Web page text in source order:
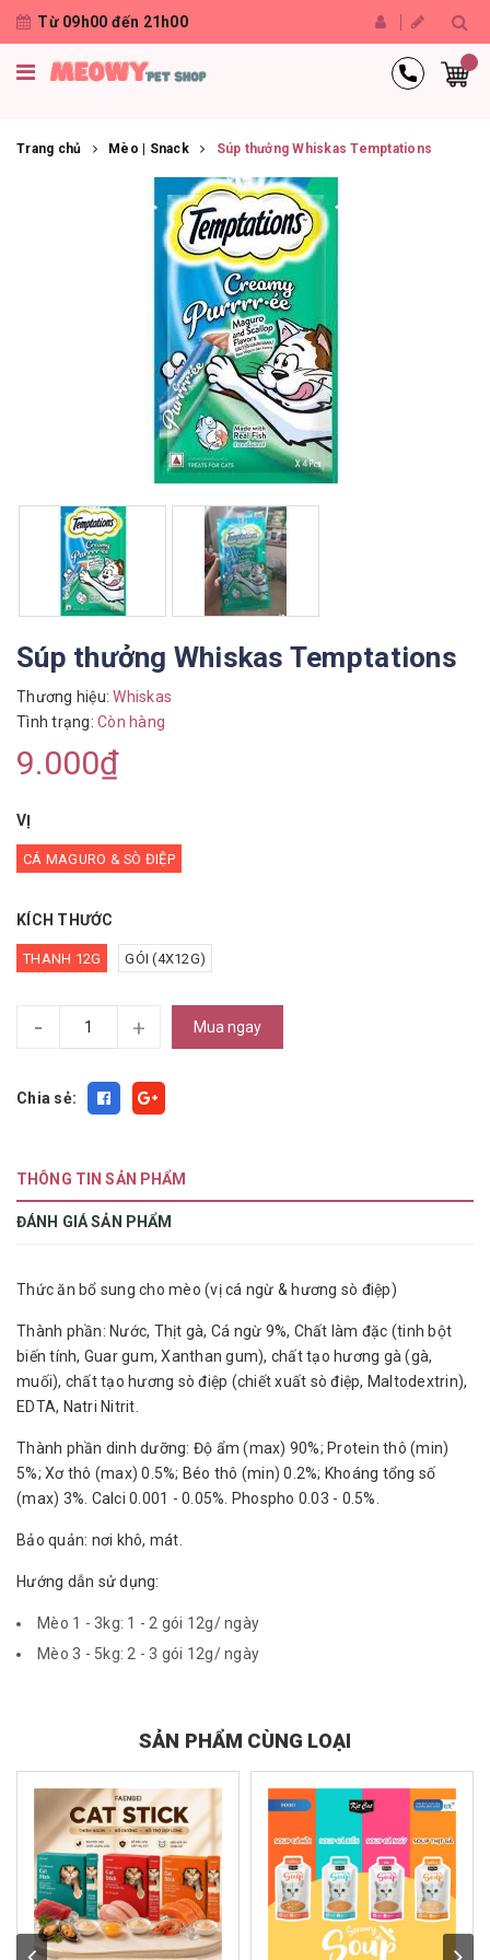
Từ 09h00 đến 21h00
Trang chủ Mèo | Snack Súp thưởng Whiskas Temptations
Súp thưởng Whiskas Temptations
Thương hiệu: Whiskas
Tình trạng: Còn hàng
9.000₫
VỊ
CÁ MAGURO & SÒ ĐIỆP
KÍCH THƯỚC
THANH 12G GÓI (4X12G)
- + Mua ngay
Chia sẻ:
THÔNG TIN SẢN PHẨM
ĐÁNH GIÁ SẢN PHẨM
Thức ăn bổ sung cho mèo (vị cá ngừ & hương sò điệp)
Thành phần: Nước, Thịt gà, Cá ngừ 9%, Chất làm đặc (tinh bột
biến tính, Guar gum, Xanthan gum), chất tạo hương gà (gà,
muối), chất tạo hương sò điệp (chiết xuất sò điệp, Maltodextrin),
EDTA, Natri Nitrit.
Thành phần dinh dưỡng: Độ ẩm (max) 90%; Protein thô (min)
5%; Xơ thô (max) 0.5%; Béo thô (min) 0.2%; Khoáng tổng số
(max) 3%. Calci 0.001 - 0.05%. Phospho 0.03 - 0.5%.
Bảo quản: nơi khô, mát.
Hướng dẫn sử dụng:
Mèo 1 - 3kg: 1 - 2 gói 12g/ ngày
Mèo 3 - 5kg: 2 - 3 gói 12g/ ngày
SẢN PHẨM CÙNG LOẠI